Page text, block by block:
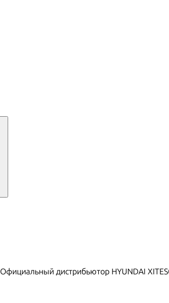
Официальный дистрибьютор HYUNDAI